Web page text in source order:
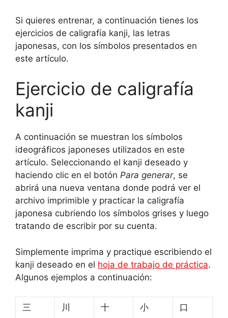
Si quieres entrenar, a continuación tienes los
ejercicios de caligrafía kanji, las letras
japonesas, con los símbolos presentados en
este artículo.
Ejercicio de caligrafía
kanji
A continuación se muestran los símbolos
ideográficos japoneses utilizados en este
artículo. Seleccionando el kanji deseado y
haciendo clic en el botón Para generar, se
abrirá una nueva ventana donde podrá ver el
archivo imprimible y practicar la caligrafía
japonesa cubriendo los símbolos grises y luego
tratando de escribir por su cuenta.
Simplemente imprima y practique escribiendo el
kanji deseado en el hoja de trabajo de práctica.
Algunos ejemplos a continuación:
三 川 十 小 口